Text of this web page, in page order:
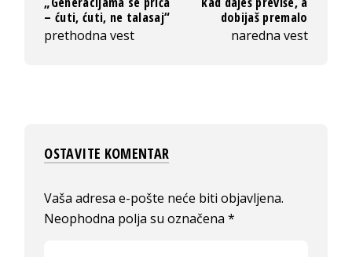
– ćuti, ćuti, ne talasaj“
prethodna vest
dobijaš premalo
naredna vest
OSTAVITE KOMENTAR
Vaša adresa e-pošte neće biti objavljena.
Neophodna polja su označena*